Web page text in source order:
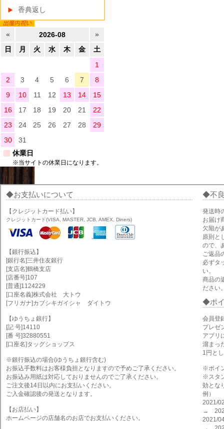
香典返し
« 2026-08
»
日
月 火 水 木 金
土
1
2
3 4 5 6 7
8
9
10 11 12 13 14
15
16
17 18 19 20 21
22
23
24 25 26 27 28
29
30
31
休業日
※当サイトの休業日になります。
お支払いについて
【クレジットカード払い】
クレジットカード(VISA, MASTER, JCB, AMEX, Diners)
【銀行振込】
[銀行名]三井住友銀行
[支店名]鶴橋支店
[店番号]107
[普通]1124229
[口座名義]株式会社 大トウ
[フリガナ]カブシキガイシャ ダイトウ
【ゆうちょ銀行】
[記 号]14110
[番 号]32880551
[口座名]タッグショップス
※銀行振込の場合(ゆうちょ銀行含む)
お振込手数料はお客様負担となりますので予めご了承ください。
お振込み用紙は対応しておりませんのでご了承ください。
ご注文後14日以内にお支払いください。
ご入金確認後の発送となります。
【お店払い】
ホームページの店舗名のお店でお支払いください。
不
発送時
お届け
欠陥が
原則と
ので、
ご返品
必ずタ
い。
商品の
ださい
ポ
会員登
プレゼ
アプリ
溜まっ
1円と
※ポイ
※スタ
効とな
例）
2021/
→
2021/